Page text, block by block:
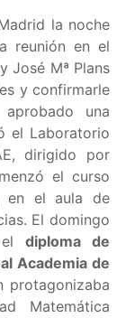
la noche
reunión en el
José Mª Plans
y confirmarle
aprobado una
el Laboratorio
dirigido por
el curso
en el aula de
El domingo
diploma de
Academia de
protagonizaba
Matemática